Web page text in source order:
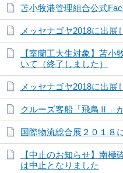
苫小牧港管理組合公式
メッセナゴヤ2018に出展
【室蘭工大生対象】苫
いて（終了しました）
メッセナゴヤ2018に出展
クルーズ客船「飛鳥Ⅱ」
国際物流総合展２０１８
【中止のお知らせ】南極
は中止となりました